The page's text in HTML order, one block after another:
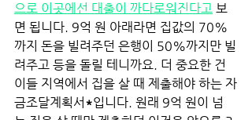
으로 이곳에선 대출이 까다로워진다고 보
면 됩니다. 9억 원 아래라면 집값의 70%
까지 돈을 빌려주던 은행이 50%까지만 빌
려주고 등을 돌릴 테니까요. 더 중요한 건
이들 지역에서 집을 살 때 제출해야 하는 자
금조달계획서 *입니다. 원래 9억 원이 넘